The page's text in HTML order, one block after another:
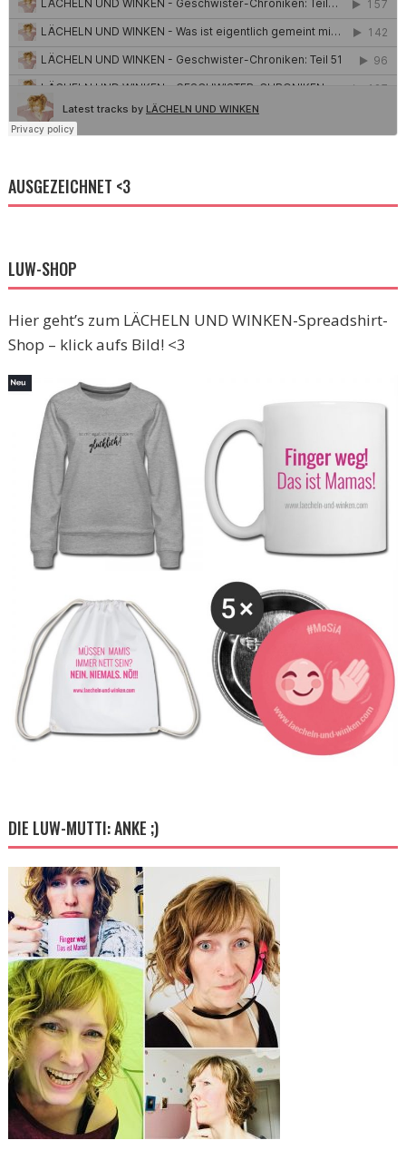
AUSGEZEICHNET <3
LUW-SHOP
Hier geht’s zum LÄCHELN UND WINKEN-Spreadshirt-
Shop – klick aufs Bild! <3
DIE LUW-MUTTI: ANKE ;)